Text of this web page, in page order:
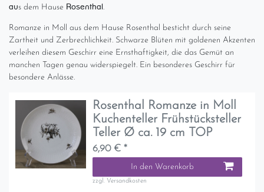
aus dem Hause Rosenthal.
Romanze in Moll aus dem Hause Rosenthal besticht durch seine
Zartheit und Zerbrechlichkeit. Schwarze Blüten mit goldenen Akzenten
verleihen diesem Geschirr eine Ernsthaftigkeit, die das Gemüt an
manchen Tagen genau widerspiegelt. Ein besonderes Geschirr für
besondere Anlässe.
Rosenthal Romanze in Moll
Kuchenteller Frühstücksteller
Teller Ø ca. 19 cm TOP
6,90 € *
In den Warenkorb
zzgl. Versandkosten